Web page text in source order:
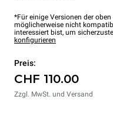
*Für einige Versionen der
möglicherweise nicht
interessiert bist, um
konfigurieren
Preis:
CHF 110.00
Zzgl. MwSt. und Versand